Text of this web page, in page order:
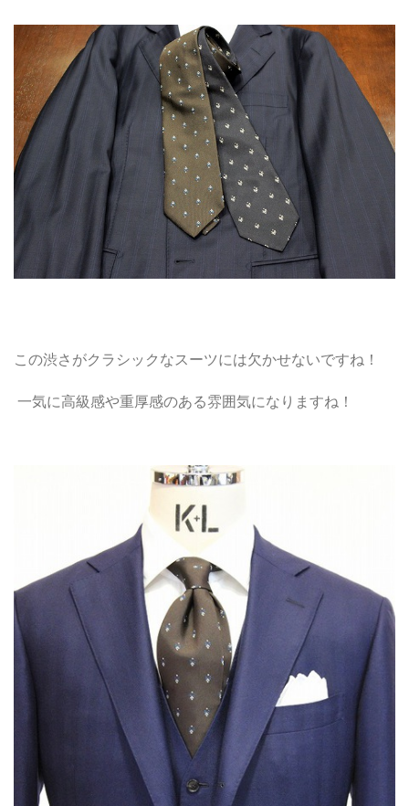
この渋さがクラシックなスーツには欠かせないですね！
一気に高級感や重厚感のある雰囲気になりますね！